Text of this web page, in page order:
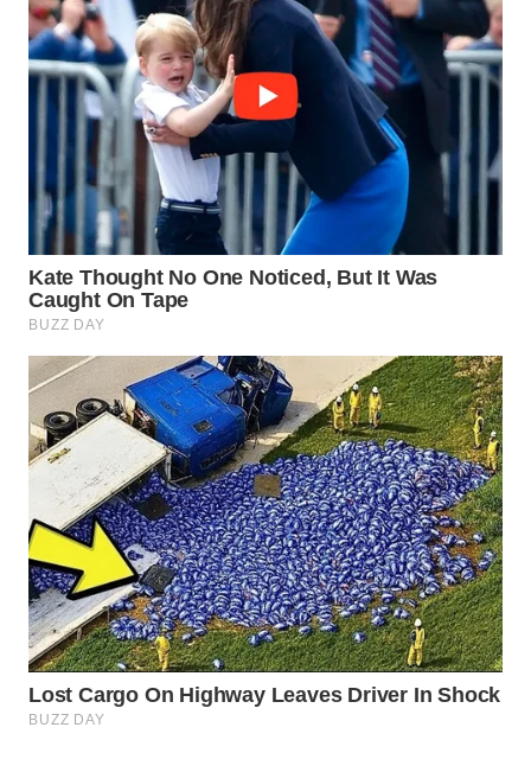
WN
TEBING
TINGGI
WN
PAKPAK
WN
KARAWANG
WN
BEKASI
WN
BOGOR
WN
DEPOK
WN
TAPANULI
UTARA
WN
SAMOSIR